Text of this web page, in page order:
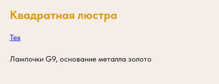
Квадратная люстра
Тех
Лампочки G9, основание металла золото